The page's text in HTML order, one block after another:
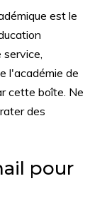
est le
l'académie de
cette boîte. Ne
des
pour